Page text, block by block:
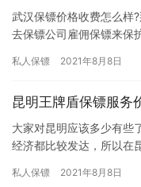
武汉保镖价格收费怎么样
去保镖公司雇佣保镖来保
怎么…
私人保镖 2021年8月8日
昆明王牌盾保镖服务
大家对昆明应该多少有些
经济都比较发达，所以在
细的…
私人保镖 2021年8月8日